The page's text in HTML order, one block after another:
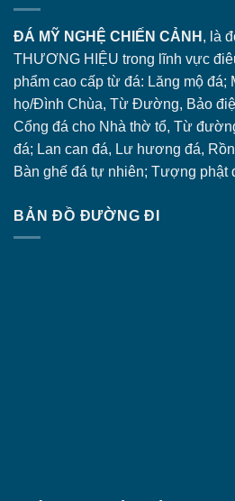
ĐÁ MỸ NGHỆ CHIẾN CẢNH , là
THƯƠNG HIỆU trong lĩnh vực
phẩm cao cấp từ đá: Lăng mộ đá;
họ/Đình Chùa, Từ Đường, Bảo
Cổng đá cho Nhà thờ tổ, Từ
đá; Lan can đá, Lư hương đá,
Bàn ghế đá tự nhiên; Tượng phật
BẢN ĐỒ ĐƯỜNG ĐI